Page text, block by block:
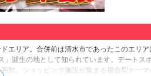
エリア。合併前は清水市であったこのエリア
誕生の地として知られています。デートス
館、ショッピング施設が集まる複合型テーマ